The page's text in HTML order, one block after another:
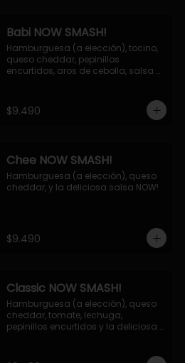
Babi NOW SMASH!
Hamburguesa (a elección), tocino,
queso cheddar, pepinillos
encurtidos, aros de cebolla, salsa
$9.490
Chee NOW SMASH!
Hamburguesa (a elección), queso
cheddar, y la deliciosa salsa NOW!
$9.490
Classic NOW SMASH!
Hamburguesa (a elección), queso
cheddar, tomate, lechuga,
pepinillos encurtidos y la deliciosa